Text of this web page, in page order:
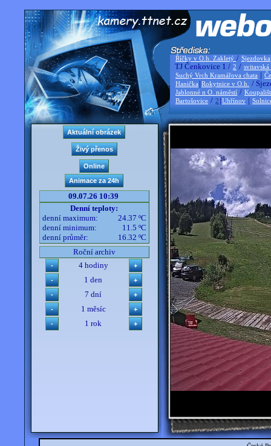
Říčky v O.h. Zakletý / Sjezdovka
TJ Čenkovice 1 / 2 / svitavská
Suchý Vrch Kramářova chata |
Hanička |Rokytnice v O.h. /
Jablonné n O. náměstí /
Bartošovice / 2 |Uhřínov |
09.07.26 10:39
Denní teploty:
denní maximum:
24.37 ºC
denní minimum:
11.5 ºC
denní průměr:
16.32 ºC
Roční archiv
4 hodiny
1 den
7 dní
1 měsíc
1 rok